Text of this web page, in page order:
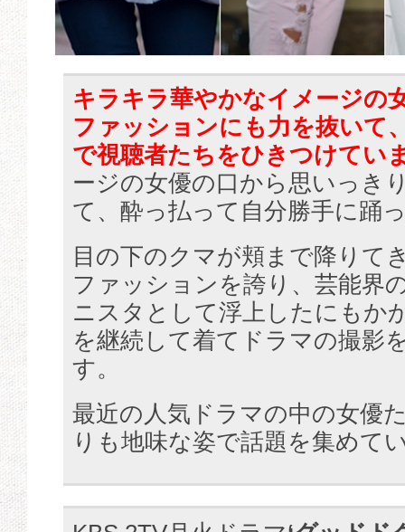
キラキラ華やかなイメージの
ファッションにも力を抜いて
で視聴者たちをひきつけてい
ージの女優の口から思いっき
て、酔っ払って自分勝手に踊
目の下のクマが頬まで降りて
ファッションを誇り、芸能界
ニスタとして浮上したにもか
を継続して着てドラマの撮影
す。
最近の人気ドラマの中の女優
りも地味な姿で話題を集めて